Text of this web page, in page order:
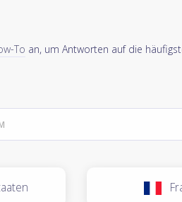
To an, um Antworten auf die